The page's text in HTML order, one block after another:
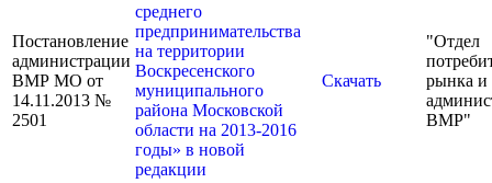
Постановление
администрации
ВМР МО от
14.11.2013 №
2501
среднего
предпринимательства
на территории
Воскресенского
муниципального
района Московской
области на 2013-2016
годы» в новой
редакции
Скачать
"Отдел
рынка и
ВМР"